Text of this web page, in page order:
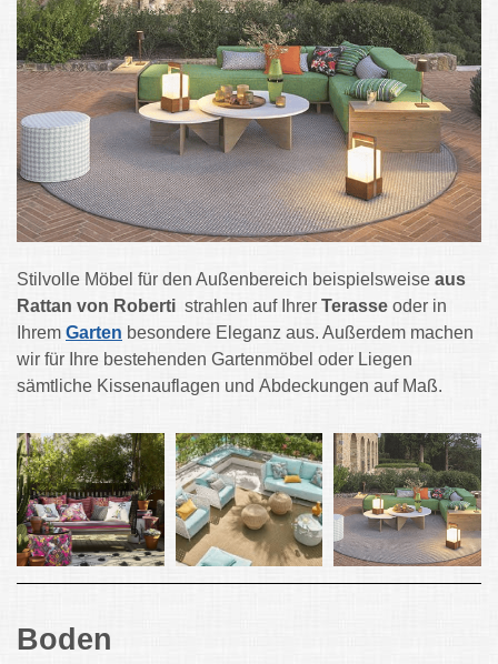
Stilvolle Möbel für den Außenbereich beispielsweise aus
Rattan von Roberti strahlen auf Ihrer Terasse oder in
Ihrem Garten besondere Eleganz aus. Außerdem machen
wir für Ihre bestehenden Gartenmöbel oder Liegen
sämtliche Kissenauflagen und Abdeckungen auf Maß.
Boden